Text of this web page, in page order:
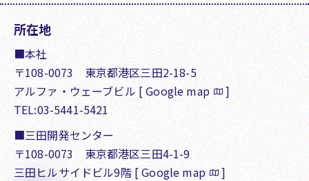
所在地
■本社
〒108-0073 東京都港区三田2-18-5
アルファ・ウェーブビル [Google map
]
TEL:03-5441-5421
■三田開発センター
〒108-0073 東京都港区三田4-1-9
三田ヒルサイドビル9階 [Google map
]